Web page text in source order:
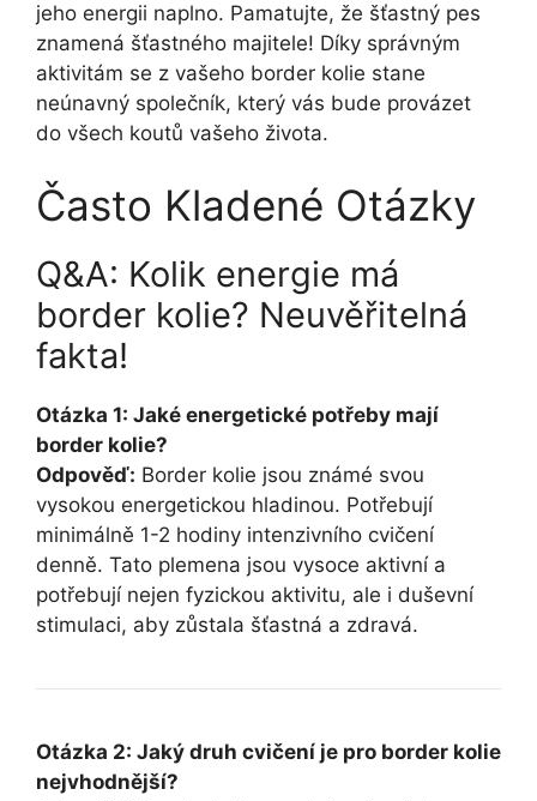
jeho energii naplno. Pamatujte, že šťastný pes
znamená šťastného majitele! Díky správným
aktivitám se z vašeho border kolie stane
neúnavný společník, který vás bude provázet
do všech koutů vašeho života.
Často Kladené Otázky
Q&A: Kolik energie má
border kolie? Neuvěřitelná
fakta!
Otázka 1: Jaké energetické potřeby mají
border kolie?
Odpověď: Border kolie jsou známé svou
vysokou energetickou hladinou. Potřebují
minimálně 1-2 hodiny intenzivního cvičení
denně. Tato plemena jsou vysoce aktivní a
potřebují nejen fyzickou aktivitu, ale i duševní
stimulaci, aby zůstala šťastná a zdravá.
Otázka 2: Jaký druh cvičení je pro border kolie
nejvhodnější?